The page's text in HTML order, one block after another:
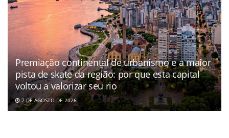
Premiação continental de urbanismo e a maior
pista de skate da região: por que esta capital
voltou a valorizar seu rio
7 DE AGOSTO DE 2026